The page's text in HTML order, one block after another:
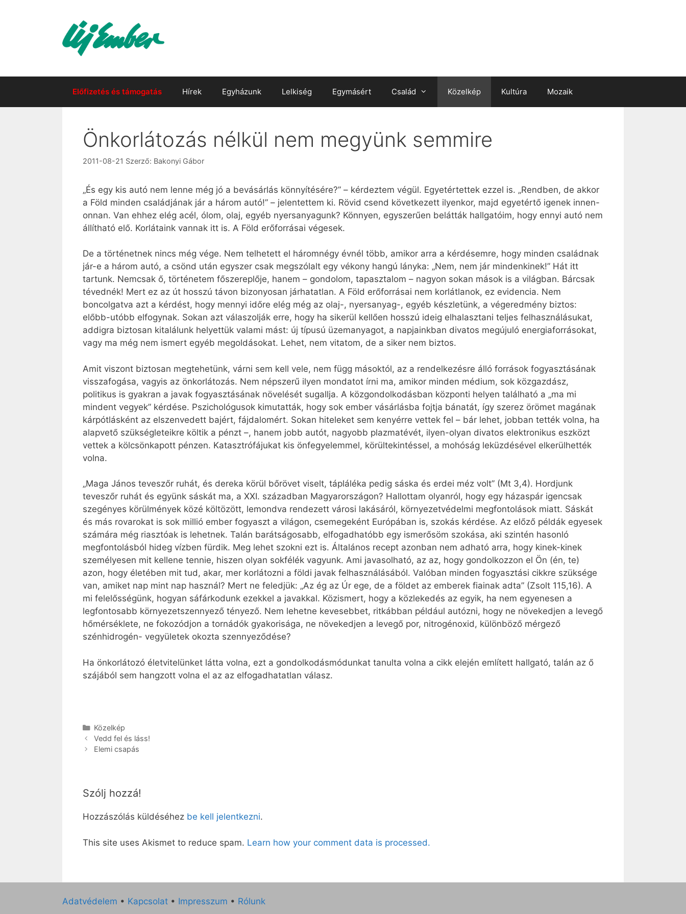
Előfizetés és támogatás Hírek Egyházunk Lelkiség Egymásért Család Közelkép Kultúra Mozaik
Önkorlátozás nélkül nem megyünk semmire
2011-08-21 Szerző: Bakonyi Gábor
„És egy kis autó nem lenne még jó a bevásárlás könnyítésére?” – kérdeztem végül. Egyetértettek ezzel is. „Rendben, de akkor
a Föld minden családjának jár a három autó!” – jelentettem ki. Rövid csend következett ilyenkor, majd egyetértő igenek innen-
onnan. Van ehhez elég acél, ólom, olaj, egyéb nyersanyagunk? Könnyen, egyszerűen belátták hallgatóim, hogy ennyi autó nem
állítható elő. Korlátaink vannak itt is. A Föld erőforrásai végesek.
De a történetnek nincs még vége. Nem telhetett el háromnégy évnél több, amikor arra a kérdésemre, hogy minden családnak
jár-e a három autó, a csönd után egyszer csak megszólalt egy vékony hangú lányka: „Nem, nem jár mindenkinek!” Hát itt
tartunk. Nemcsak ő, történetem főszereplője, hanem – gondolom, tapasztalom – nagyon sokan mások is a világban. Bárcsak
tévednék! Mert ez az út hosszú távon bizonyosan járhatatlan. A Föld erőforrásai nem korlátlanok, ez evidencia. Nem
boncolgatva azt a kérdést, hogy mennyi időre elég még az olaj-, nyersanyag-, egyéb készletünk, a végeredmény biztos:
előbb-utóbb elfogynak. Sokan azt válaszolják erre, hogy ha sikerül kellően hosszú ideig elhalasztani teljes felhasználásukat,
addigra biztosan kitalálunk helyettük valami mást: új típusú üzemanyagot, a napjainkban divatos megújuló energiaforrásokat,
vagy ma még nem ismert egyéb megoldásokat. Lehet, nem vitatom, de a siker nem biztos.
Amit viszont biztosan megtehetünk, várni sem kell vele, nem függ másoktól, az a rendelkezésre álló források fogyasztásának
visszafogása, vagyis az önkorlátozás. Nem népszerű ilyen mondatot írni ma, amikor minden médium, sok közgazdász,
politikus is gyakran a javak fogyasztásának növelését sugallja. A közgondolkodásban központi helyen található a „ma mi
mindent vegyek” kérdése. Pszichológusok kimutatták, hogy sok ember vásárlásba fojtja bánatát, így szerez örömet magának
kárpótlásként az elszenvedett bajért, fájdalomért. Sokan hiteleket sem kenyérre vettek fel – bár lehet, jobban tették volna, ha
alapvető szükségleteikre költik a pénzt –, hanem jobb autót, nagyobb plazmatévét, ilyen-olyan divatos elektronikus eszközt
vettek a kölcsönkapott pénzen. Katasztrófájukat kis önfegyelemmel, körültekintéssel, a mohóság leküzdésével elkerülhették
volna.
„Maga János teveszőr ruhát, és dereka körül bőrövet viselt, tápláléka pedig sáska és erdei méz volt” (Mt 3,4). Hordjunk
teveszőr ruhát és együnk sáskát ma, a XXI. században Magyarországon? Hallottam olyanról, hogy egy házaspár igencsak
szegényes körülmények közé költözött, lemondva rendezett városi lakásáról, környezetvédelmi megfontolások miatt. Sáskát
és más rovarokat is sok millió ember fogyaszt a világon, csemegeként Európában is, szokás kérdése. Az előző példák egyesek
számára még riasztóak is lehetnek. Talán barátságosabb, elfogadhatóbb egy ismerősöm szokása, aki szintén hasonló
megfontolásból hideg vízben fürdik. Meg lehet szokni ezt is. Általános recept azonban nem adható arra, hogy kinek-kinek
személyesen mit kellene tennie, hiszen olyan sokfélék vagyunk. Ami javasolható, az az, hogy gondolkozzon el Ön (én, te)
azon, hogy életében mit tud, akar, mer korlátozni a földi javak felhasználásából. Valóban minden fogyasztási cikkre szüksége
van, amiket nap mint nap használ? Mert ne feledjük: „Az ég az Úr ege, de a földet az emberek fiainak adta” (Zsolt 115,16). A
mi felelősségünk, hogyan sáfárkodunk ezekkel a javakkal. Közismert, hogy a közlekedés az egyik, ha nem egyenesen a
legfontosabb környezetszennyező tényező. Nem lehetne kevesebbet, ritkábban például autózni, hogy ne növekedjen a levegő
hőmérséklete, ne fokozódjon a tornádók gyakorisága, ne növekedjen a levegő por, nitrogénoxid, különböző mérgező
szénhidrogén- vegyületek okozta szennyeződése?
Ha önkorlátozó életvitelünket látta volna, ezt a gondolkodásmódunkat tanulta volna a cikk elején említett hallgató, talán az ő
szájából sem hangzott volna el az az elfogadhatatlan válasz.
Kategória
Közelkép
Vedd fel és láss!
Elemi csapás
Szólj hozzá!
Hozzászólás küldéséhez be kell jelentkezni.
This site uses Akismet to reduce spam. Learn how your comment data is processed.
Adatvédelem • Kapcsolat • Impresszum • Rólunk